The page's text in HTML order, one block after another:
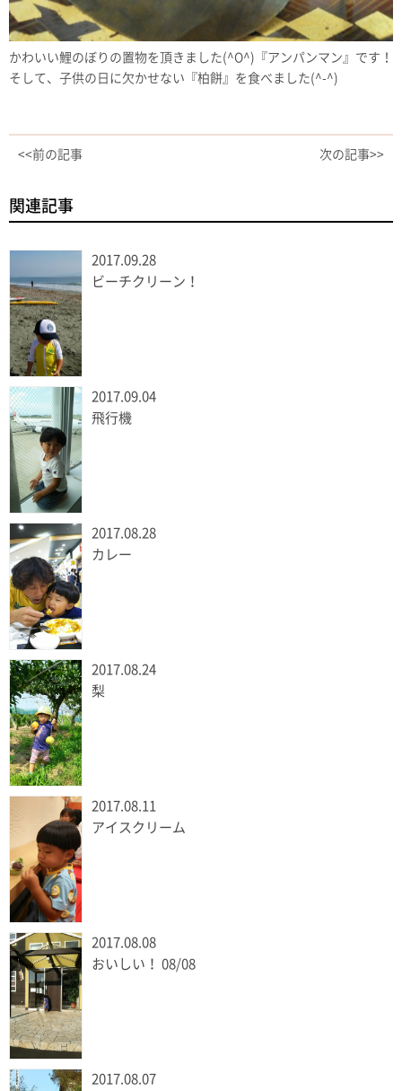
かわいい鯉のぼりの置物を頂きました(^O^)『アンパンマン』です！
そして、子供の日に欠かせない『柏餅』を食べました(^-^)
<<前の記事 次の記事>>
関連記事
2017.09.28
ビーチクリーン！
2017.09.04
飛行機
2017.08.28
カレー
2017.08.24
梨
2017.08.11
アイスクリーム
2017.08.08
おいしい！ 08/08
2017.08.07